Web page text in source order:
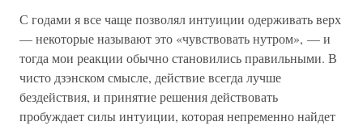
С годами я все чаще позволял интуиции одерживать верх
— некоторые называют это «чувствовать нутром», — и
тогда мои реакции обычно становились правильными. В
чисто дзэнском смысле, действие всегда лучше
бездействия, и принятие решения действовать
пробуждает силы интуиции, которая непременно найдет